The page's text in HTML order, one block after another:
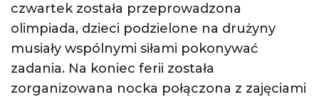
czwartek została przeprowadzona
olimpiada, dzieci podzielone na drużyny
musiały wspólnymi siłami pokonywać
zadania. Na koniec ferii została
zorganizowana nocka połączona z zajęciami